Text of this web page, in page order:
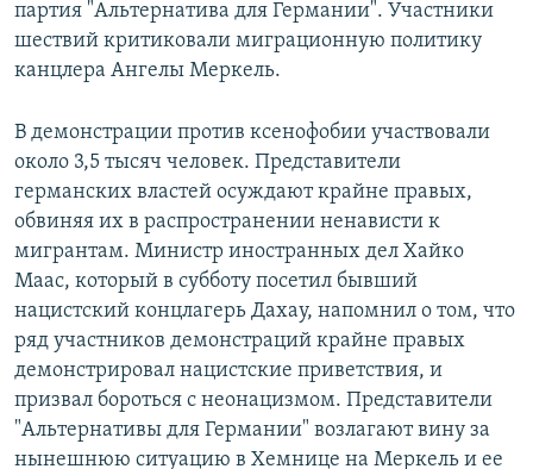
партия "Альтернатива для Германии". Участники
шествий критиковали миграционную политику
канцлера Ангелы Меркель.
В демонстрации против ксенофобии участвовали
около 3,5 тысяч человек. Представители
германских властей осуждают крайне правых,
обвиняя их в распространении ненависти к
мигрантам. Министр иностранных дел Хайко
Маас, который в субботу посетил бывший
нацистский концлагерь Дахау, напомнил о том, что
ряд участников демонстраций крайне правых
демонстрировал нацистские приветствия, и
призвал бороться с неонацизмом. Представители
"Альтернативы для Германии" возлагают вину за
нынешнюю ситуацию в Хемнице на Меркель и ее